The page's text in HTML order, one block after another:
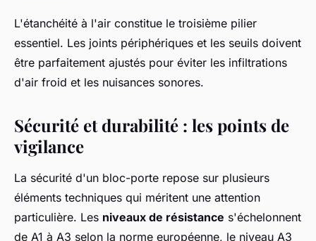
L'étanchéité à l'air constitue le troisième pilier
essentiel. Les joints périphériques et les seuils doivent
être parfaitement ajustés pour éviter les infiltrations
d'air froid et les nuisances sonores.
Sécurité et durabilité : les points de
vigilance
La sécurité d'un bloc-porte repose sur plusieurs
éléments techniques qui méritent une attention
particulière. Les niveaux de résistance s'échelonnent
de A1 à A3 selon la norme européenne, le niveau A3